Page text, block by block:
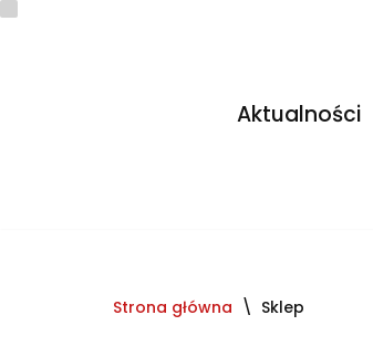
Aktualności
Strona główna \ Sklep